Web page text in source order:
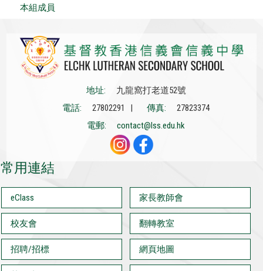
本組成員
地址:
九龍窩打老道52號
電話:
27802291 | 傳真:
27823374
電郵:
contact@lss.edu.hk
常用連結
eClass 家長教師會
校友會 翻轉教室
招聘/招標 網頁地圖